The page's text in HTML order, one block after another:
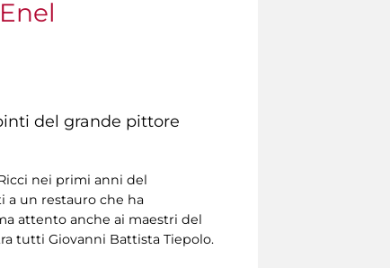
del grande pittore
nei primi anni del
a un restauro che ha
attento anche ai maestri del
tutti Giovanni Battista Tiepolo.